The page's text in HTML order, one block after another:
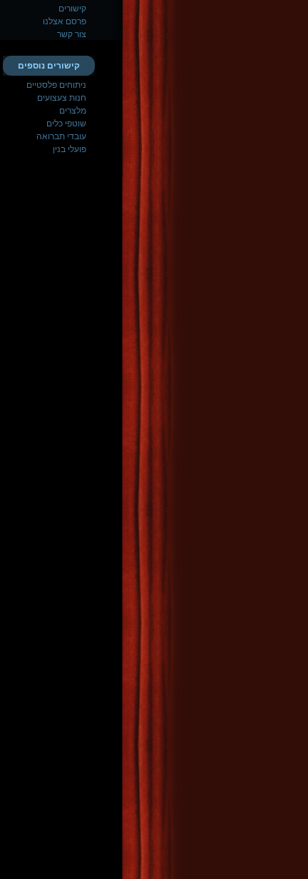
קישורים
פרסם אצלנו
צור קשר
קישורים נוספים
ניתוחים פלסטיים
חנות צעצועים
מלצרים
שוטפי כלים
עובדי תברואה
פועלי בנין